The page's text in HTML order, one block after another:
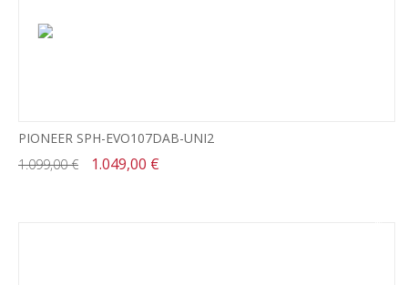
PIONEER SPH-EVO107DAB-UNI2
1.099,00 €
1.049,00 €